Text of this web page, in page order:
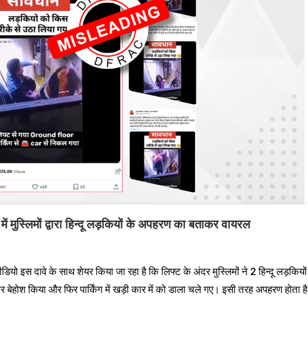
द्वारा हिन्दू लड़कियों के अपहरण का बताकर वायरल
इस दावे के साथ शेयर किया जा रहा है कि लिफ्ट के अंदर मुस्लिमों ने 2 हिन्दू लड़कियों
किया और फिर पार्किंग में खड़ी कार में को डाला चले गए। इसी तरह अपहरण होता है